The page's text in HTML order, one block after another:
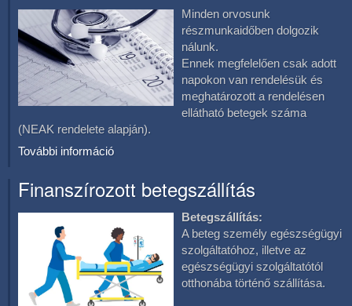
Minden orvosunk
részmunkaidőben dolgozik
nálunk.
Ennek megfelelően csak adott
napokon van rendelésük és
meghatározott a rendelésen
ellátható betegek száma
(NEAK rendelete alapján).
További információ
Finanszírozott betegszállítás
Betegszállítás:
A beteg személy egészségügyi
szolgáltatóhoz, illetve az
egészségügyi szolgáltatótól
otthonába történő szállítása.